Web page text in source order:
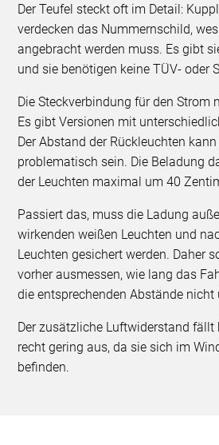
Der Teufel steckt oft im Detail:
verdecken das Nummernschild,
angebracht werden muss. Es gibt
und sie benötigen keine TÜV- oder
Die Steckverbindung für den Strom
Es gibt Versionen mit
Der Abstand der Rückleuchten
problematisch sein. Die Beladung
der Leuchten maximal um 40
Passiert das, muss die Ladung
wirkenden weißen Leuchten und
Leuchten gesichert werden. Daher
vorher ausmessen, wie lang das
die entsprechenden Abstände nicht
Der zusätzliche Luftwiderstand fällt
recht gering aus, da sie sich im
befinden.